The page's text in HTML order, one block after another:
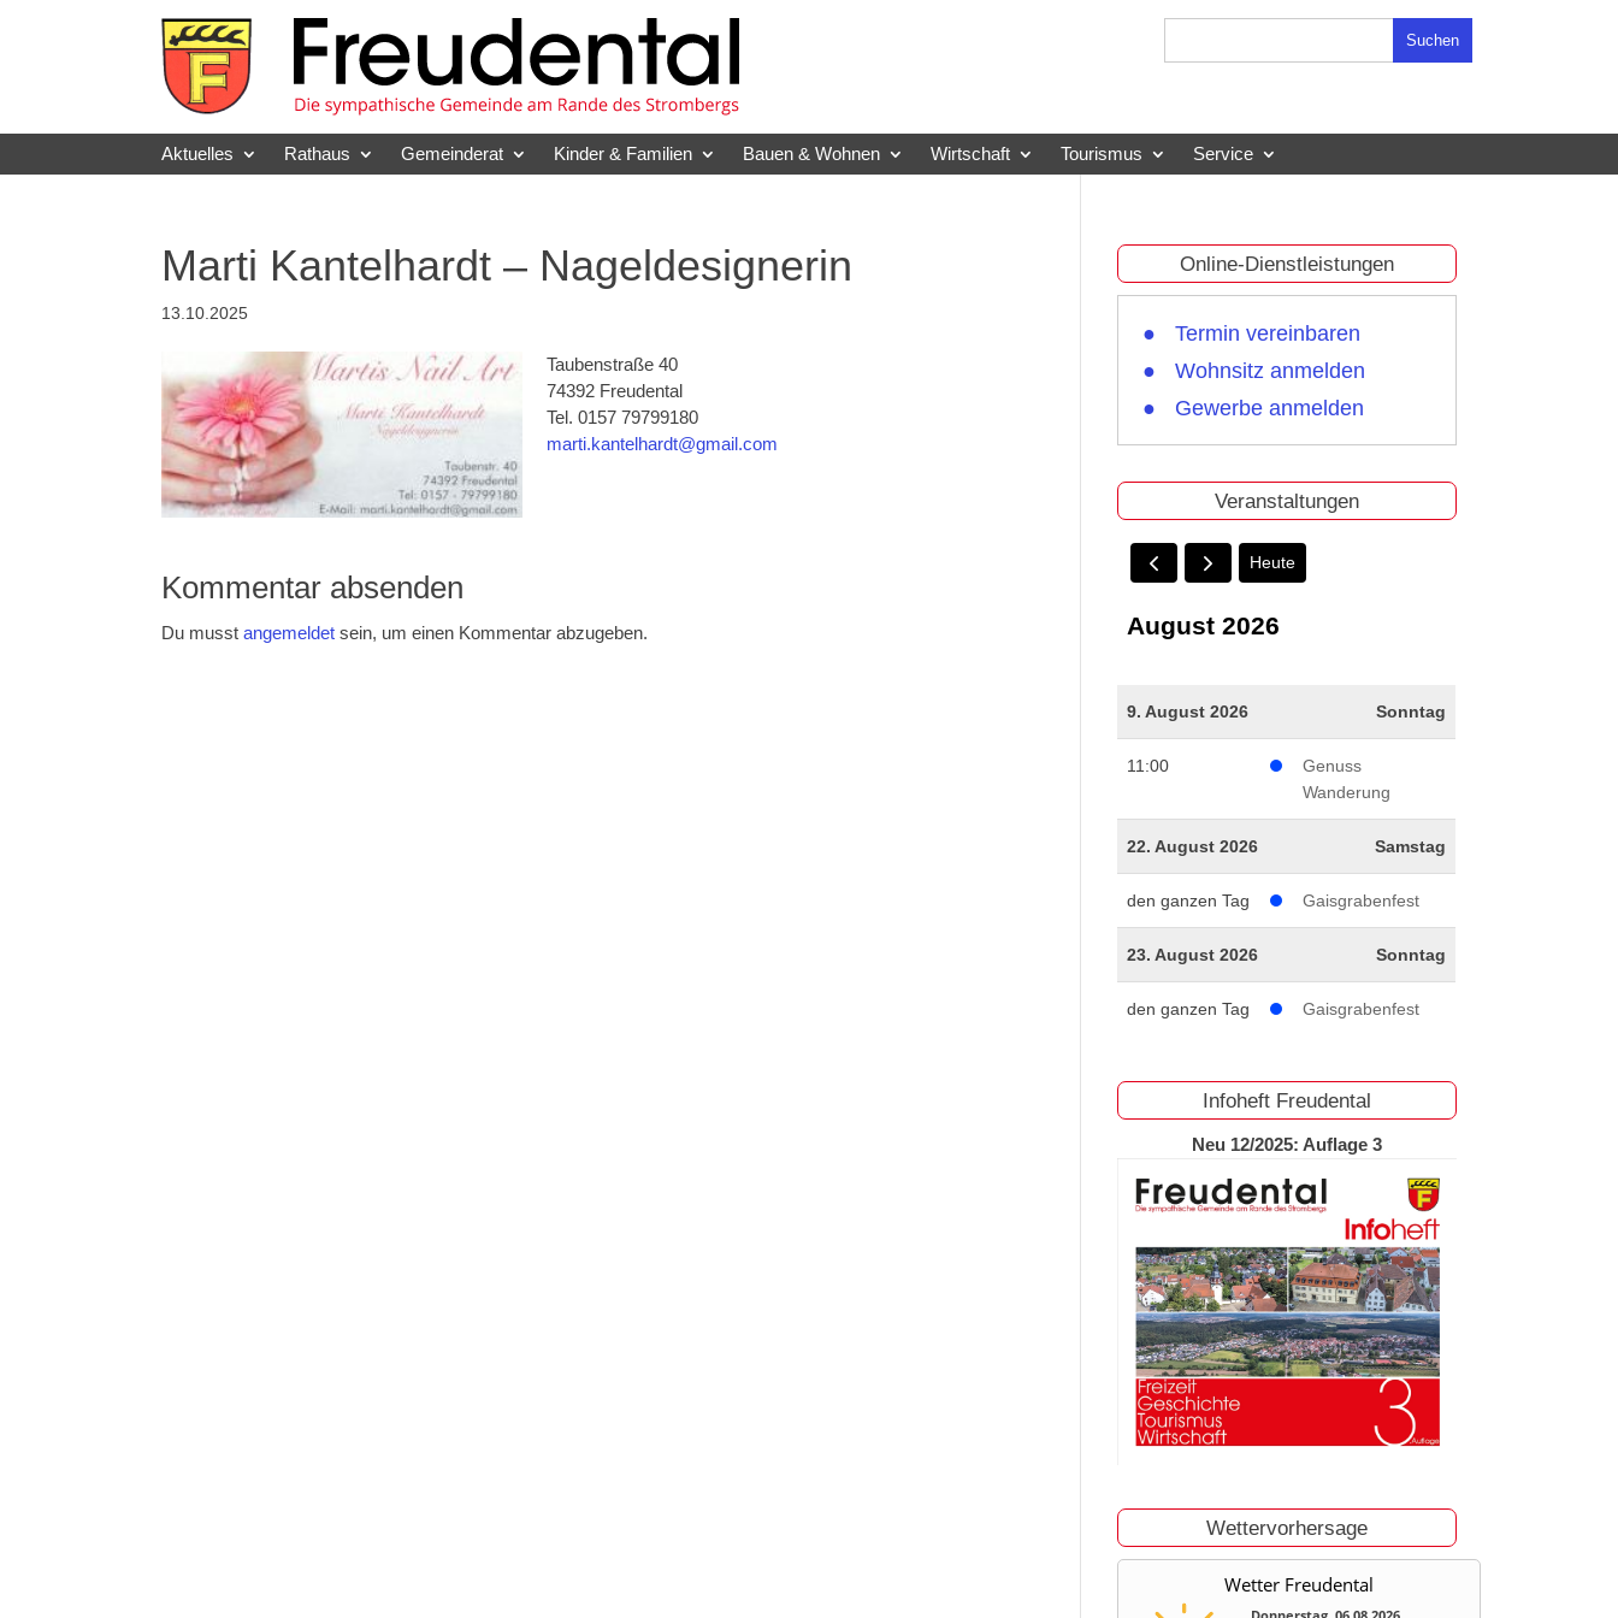
Aktuelles Rathaus Gemeinderat Kinder & Familien Bauen & Wohnen Wirtschaft Tourismus Service
Marti Kantelhardt – Nageldesignerin
13.10.2025
Taubenstraße 40
74392 Freudental
Tel. 0157 79799180
marti.kantelhardt@gmail.com
Kommentar absenden
Du musstangemeldet sein, um einen Kommentar abzugeben.
Online-Dienstleistungen
Termin vereinbaren
Wohnsitz anmelden
Gewerbe anmelden
Veranstaltungen
Heute
August 2026
9. August 2026 Sonntag
11:00
Genuss
Wanderung
22. August 2026 Samstag
den ganzen Tag Gaisgrabenfest
23. August 2026 Sonntag
den ganzen Tag Gaisgrabenfest
Infoheft Freudental
Neu 12/2025: Auflage 3
Wettervorhersage
Wetter Freudental